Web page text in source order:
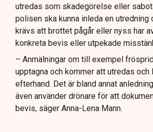
utredas som skadegörelse eller
polisen ska kunna inleda en utredning
krävs att brottet pågår eller nyss har
konkreta bevis eller utpekade
– Anmälningar om till exempel
upptagna och kommer att utredas och
efterhand. Det är bland annat
även använder drönare för att
bevis, säger Anna-Lena Mann.